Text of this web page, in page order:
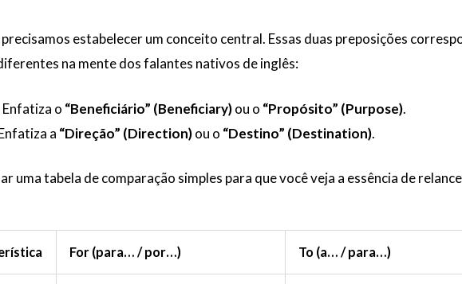
estabelecer um conceito central. Essas duas preposições
na mente dos falantes nativos de inglês:
Enfatiza o “Beneficiário” (Beneficiary)ou o “Propósito” (Purpose).
a “Direção” (Direction)ou o “Destino” (Destination).
uma tabela de comparação simples para que você veja a essência de
For (para… / por…) To (a… / para…)